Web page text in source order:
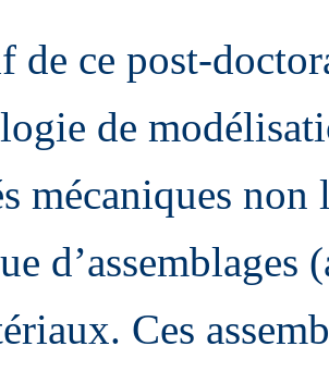
de ce post-
de
mécaniques non
d’assemblages
Ces